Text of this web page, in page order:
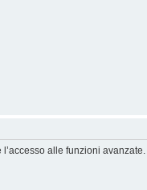
alle funzioni